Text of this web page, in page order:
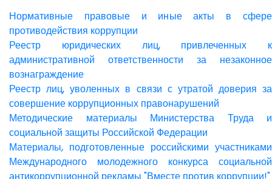
Нормативные правовые и иные акты в сфере
противодействия коррупции
Реестр юридических лиц, привлеченных к
административной ответственности за незаконное
вознаграждение
Реестр лиц, уволенных в связи с утратой доверия за
совершение коррупционных правонарушений
Методические материалы Министерства Труда и
социальной защиты Российской Федерации
Материалы, подготовленные российскими участниками
Международного молодежного конкурса социальной